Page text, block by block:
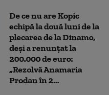
De ce nu are Kopic
echipă la două luni de la
plecarea de la Dinamo,
deși a renunțat la
200.000 de euro:
„Rezolvă Anamaria
Prodan în 2...